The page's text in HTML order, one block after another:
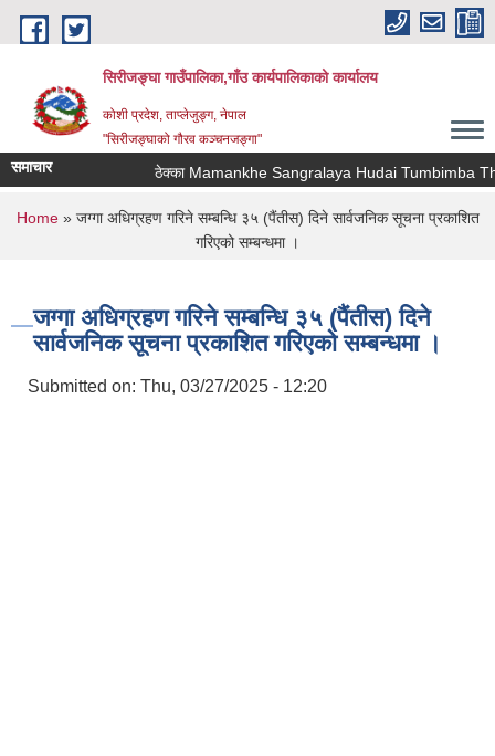
Skip to main content
सिरीजङ्घा गाउँपालिका,गाँउ कार्यपालिकाको कार्यालय
कोशी प्रदेश, ताप्लेजुङ्ग, नेपाल
"सिरीजङ्घाको गौरव कञ्चनजङ्गा"
समाचार ठेक्का Mamankhe Sangralaya Hudai Tumbimba
You are here
Home» जग्गा अधिग्रहण गरिने सम्बन्धि ३५ (पैंतीस) दिने सार्वजनिक सूचना प्रकाशित
गरिएको सम्बन्धमा ।
जग्गा अधिग्रहण गरिने सम्बन्धि ३५ (पैंतीस) दिने
सार्वजनिक सूचना प्रकाशित गरिएको सम्बन्धमा ।
Submitted on: Thu, 03/27/2025 - 12:20